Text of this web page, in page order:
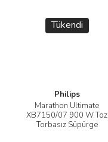
Tükendi
Philips
Marathon Ultimate
XB7150/07 900 W Toz
Torbasız Süpürge